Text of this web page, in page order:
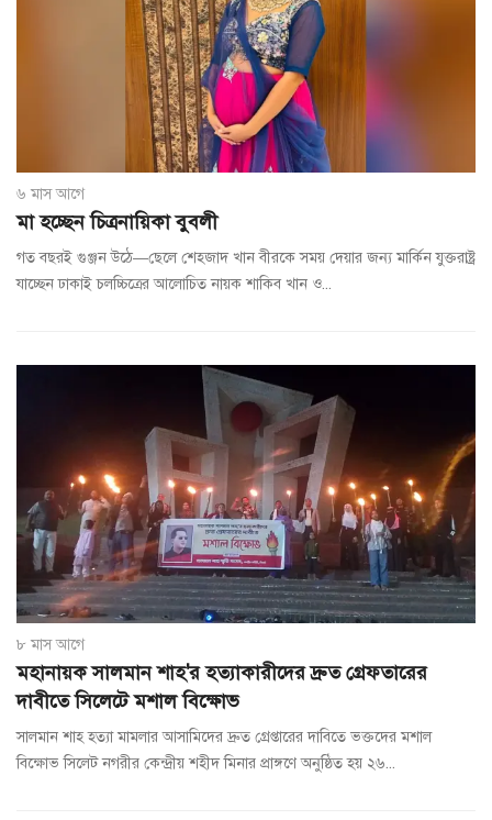
৬ মাস আগে
মা হচ্ছেন চিত্রনায়িকা বুবলী
গত বছরই গুঞ্জন উঠে―ছেলে শেহজাদ খান বীরকে সময় দেয়ার জন্য মার্কিন যুক্তরাষ্ট্র
যাচ্ছেন ঢাকাই চলচ্চিত্রের আলোচিত নায়ক শাকিব খান ও...
৮ মাস আগে
মহানায়ক সালমান শাহ'র হত্যাকারীদের দ্রুত গ্রেফতারের
দাবীতে সিলেটে মশাল বিক্ষোভ
সালমান শাহ হত্যা মামলার আসামিদের দ্রুত গ্রেপ্তারের দাবিতে ভক্তদের মশাল
বিক্ষোভ সিলেট নগরীর কেন্দ্রীয় শহীদ মিনার প্রাঙ্গণে অনুষ্ঠিত হয় ২৬...